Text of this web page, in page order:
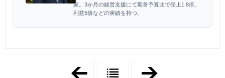
家。3か月の経営支援にて期首予算比で売上1.8倍、
利益5倍などの実績を持つ。